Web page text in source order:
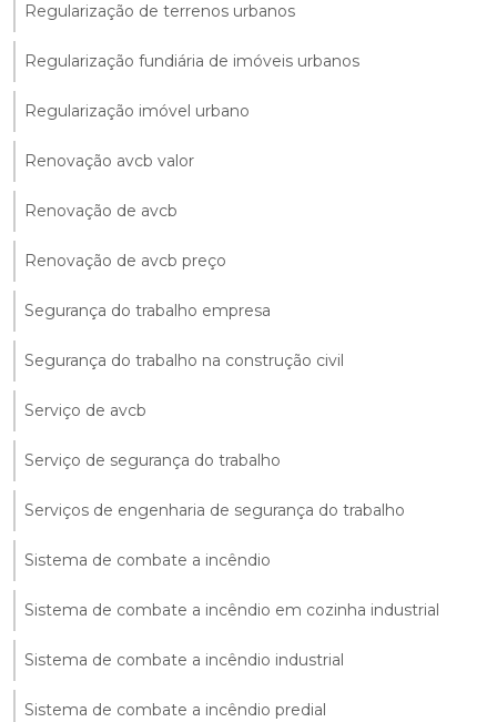
Regularização de terrenos urbanos
Regularização fundiária de imóveis urbanos
Regularização imóvel urbano
Renovação avcb valor
Renovação de avcb
Renovação de avcb preço
Segurança do trabalho empresa
Segurança do trabalho na construção civil
Serviço de avcb
Serviço de segurança do trabalho
Serviços de engenharia de segurança do trabalho
Sistema de combate a incêndio
Sistema de combate a incêndio em cozinha industrial
Sistema de combate a incêndio industrial
Sistema de combate a incêndio predial